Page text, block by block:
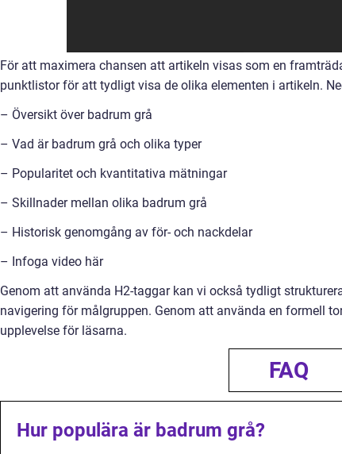
För att maximera chansen att artikeln visas som en
punktlistor för att tydligt visa de olika elementen i artikeln.
– Översikt över badrum grå
– Vad är badrum grå och olika typer
– Popularitet och kvantitativa mätningar
– Skillnader mellan olika badrum grå
– Historisk genomgång av för- och nackdelar
– Infoga video här
Genom att använda H2-taggar kan vi också tydligt
navigering för målgruppen. Genom att använda en formell
upplevelse för läsarna.
FAQ
Hur populära är badrum grå?